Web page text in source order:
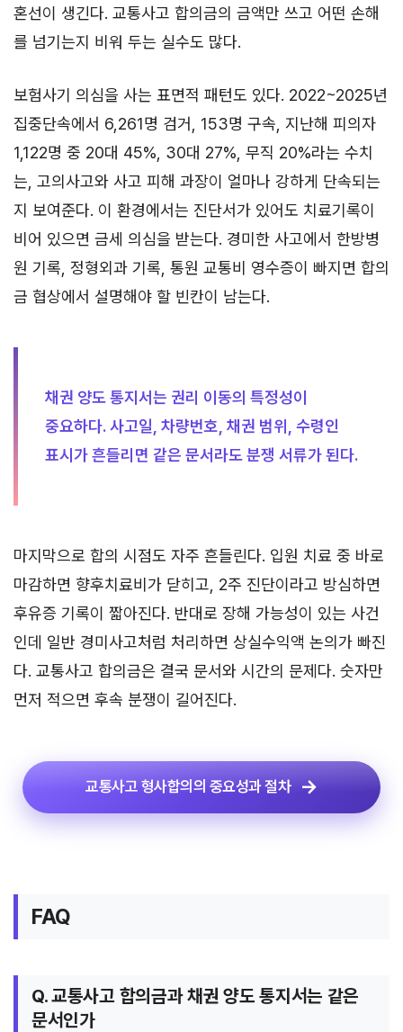
혼선이 생긴다. 교통사고 합의금의 금액만 쓰고 어떤 손해
를 넘기는지 비워 두는 실수도 많다.
보험사기 의심을 사는 표면적 패턴도 있다. 2022~2025년
집중단속에서 6,261명 검거, 153명 구속, 지난해 피의자
1,122명 중 20대 45%, 30대 27%, 무직 20%라는 수치
는, 고의사고와 사고 피해 과장이 얼마나 강하게 단속되는
지 보여준다. 이 환경에서는 진단서가 있어도 치료기록이
비어 있으면 금세 의심을 받는다. 경미한 사고에서 한방병
원 기록, 정형외과 기록, 통원 교통비 영수증이 빠지면 합의
금 협상에서 설명해야 할 빈칸이 남는다.
채권 양도 통지서는 권리 이동의 특정성이
중요하다. 사고일, 차량번호, 채권 범위, 수령인
표시가 흔들리면 같은 문서라도 분쟁 서류가 된다.
마지막으로 합의 시점도 자주 흔들린다. 입원 치료 중 바로
마감하면 향후치료비가 닫히고, 2주 진단이라고 방심하면
후유증 기록이 짧아진다. 반대로 장해 가능성이 있는 사건
인데 일반 경미사고처럼 처리하면 상실수익액 논의가 빠진
다. 교통사고 합의금은 결국 문서와 시간의 문제다. 숫자만
먼저 적으면 후속 분쟁이 길어진다.
교통사고 형사합의의 중요성과 절차
FAQ
Q. 교통사고 합의금과 채권 양도 통지서는 같은
문서인가